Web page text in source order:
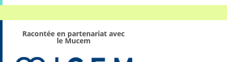
Racontée en partenariat avec
le Mucem